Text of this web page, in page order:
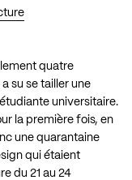
quatre
su se tailler une
universitaire.
la première fois, en
une quarantaine
qui étaient
du 21 au 24